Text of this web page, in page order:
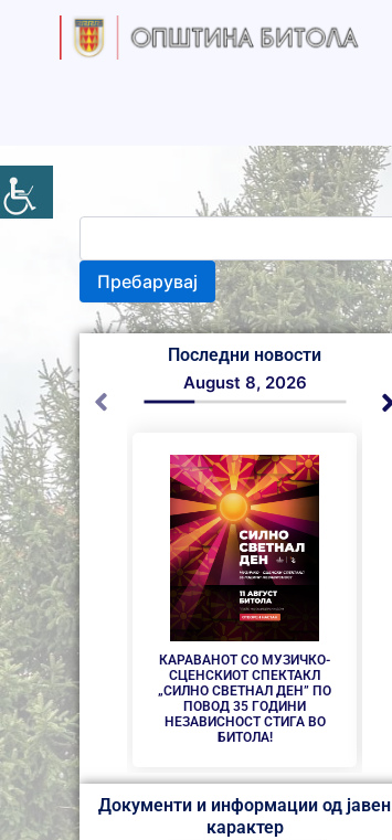
e
a
Пребарувај
Последни новости
КАРАВАНОТ СО МУЗИЧКО-
СЦЕНСКИОТ СПЕКТАКЛ
„СИЛНО СВЕТНАЛ ДЕН” ПО
ПОВОД 35 ГОДИНИ
НЕЗАВИСНОСТ СТИГА ВО
БИТОЛА!
August 8, 2026
Документи и информации од јавен
карактер